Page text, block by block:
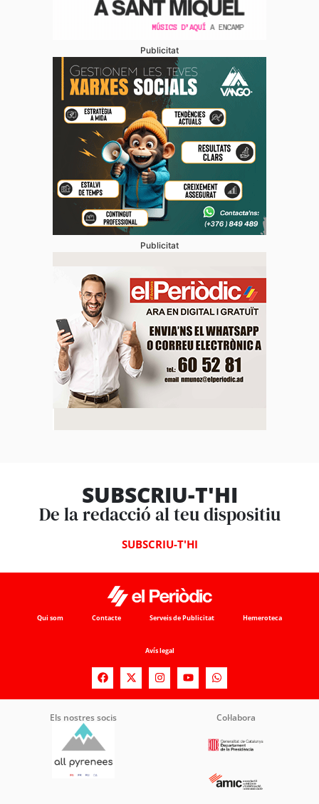
Publicitat
Publicitat
SUBSCRIU-T'HI
De la redacció al teu dispositiu
SUBSCRIU-T'HI
Qui som Contacte Serveis de Publicitat Hemeroteca
Avís legal
Els nostres socis Col·labora